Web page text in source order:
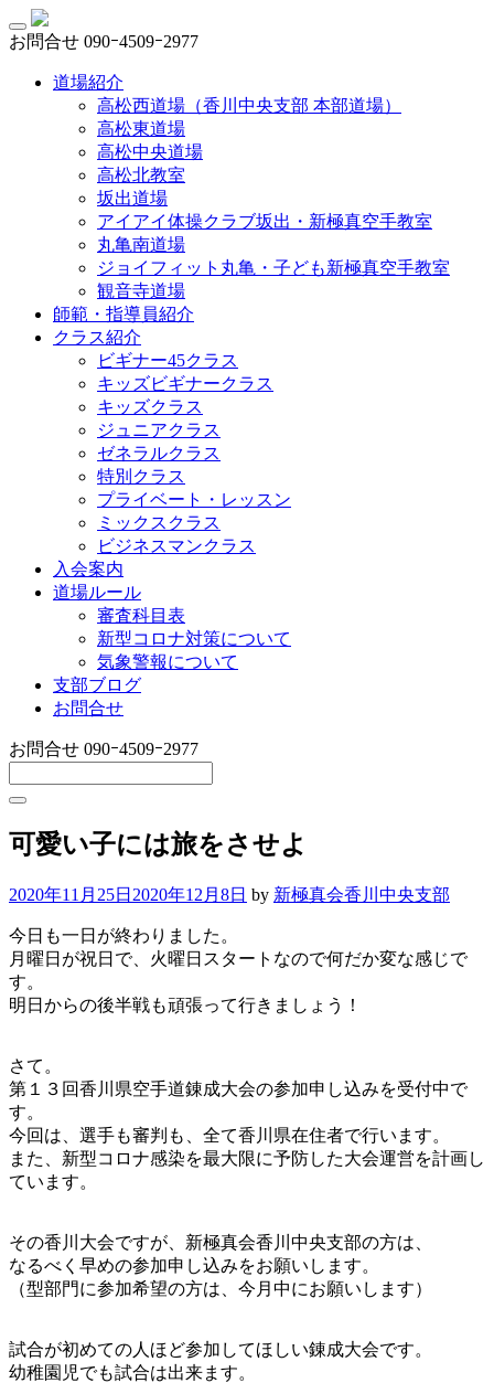
お問合せ 090ｰ4509ｰ2977
道場紹介
高松西道場（香川中央支部 本部道場）
高松東道場
高松中央道場
高松北教室
坂出道場
アイアイ体操クラブ坂出・新極真空手教室
丸亀南道場
ジョイフィット丸亀・子ども新極真空手教室
観音寺道場
師範・指導員紹介
クラス紹介
ビギナー45クラス
キッズビギナークラス
キッズクラス
ジュニアクラス
ゼネラルクラス
特別クラス
プライベート・レッスン
ミックスクラス
ビジネスマンクラス
入会案内
道場ルール
審査科目表
新型コロナ対策について
気象警報について
支部ブログ
お問合せ
お問合せ 090ｰ4509ｰ2977
可愛い子には旅をさせよ
2020年11月25日 2020年12月8日 by 新極真会香川中央支部
今日も一日が終わりました。
月曜日が祝日で、火曜日スタートなので何だか変な感じで
す。
明日からの後半戦も頑張って行きましょう！
さて。
第１３回香川県空手道錬成大会の参加申し込みを受付中で
す。
今回は、選手も審判も、全て香川県在住者で行います。
また、新型コロナ感染を最大限に予防した大会運営を計画し
ています。
その香川大会ですが、新極真会香川中央支部の方は、
なるべく早めの参加申し込みをお願いします。
（型部門に参加希望の方は、今月中にお願いします）
試合が初めての人ほど参加してほしい錬成大会です。
幼稚園児でも試合は出来ます。